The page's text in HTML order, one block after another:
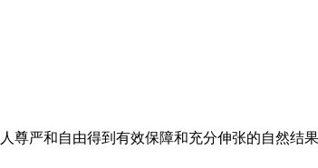
尊严和自由得到有效保障和充分伸张的自然